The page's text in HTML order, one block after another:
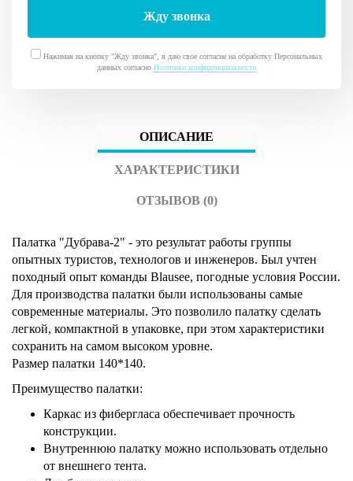
Нажимая на кнопку "Жду звонка", я даю свое согласие на обработку Персональных
данных согласно Политики конфиденциальности
ОПИСАНИЕ
ХАРАКТЕРИСТИКИ
ОТЗЫВОВ (0)
Палатка "Дубрава-2" - это результат работы группы
опытных туристов, технологов и инженеров. Был учтен
походный опыт команды Blausee, погодные условия России.
Для производства палатки были использованы самые
современные материалы. Это позволило палатку сделать
легкой, компактной в упаковке, при этом характеристики
сохранить на самом высоком уровне.
Размер палатки 140*140.
Преимущество палатки:
Каркас из фибергласа обеспечивает прочность
конструкции.
Внутреннюю палатку можно использовать отдельно
от внешнего тента.